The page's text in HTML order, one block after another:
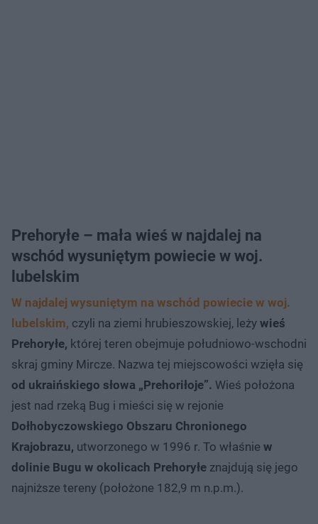
Prehoryłe – mała wieś w najdalej na
wschód wysuniętym powiecie w woj.
lubelskim
W najdalej wysuniętym na wschód powiecie w woj.
lubelskim, czyli na ziemi hrubieszowskiej, leży wieś
Prehoryłe, której teren obejmuje południowo-wschodni
skraj gminy Mircze. Nazwa tej miejscowości wzięła się
od ukraińskiego słowa „Prehoriłoje”. Wieś położona
jest nad rzeką Bug i mieści się w rejonie
Dołhobyczowskiego Obszaru Chronionego
Krajobrazu, utworzonego w 1996 r. To właśnie w
dolinie Bugu w okolicach Prehoryłe znajdują się jego
najniższe tereny (położone 182,9 m n.p.m.).